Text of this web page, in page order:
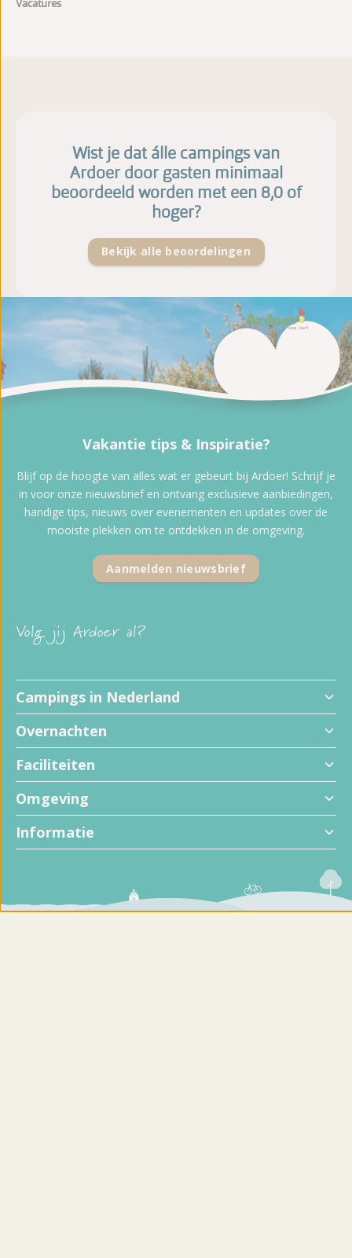
Vacatures
Wist je dat álle campings van
Ardoer door gasten minimaal
beoordeeld worden met een 8,0 of
hoger?
Bekijk alle beoordelingen
Volg jij Ardoer al?
Campings in Nederland
Overnachten
Faciliteiten
Omgeving
Informatie
Vakantie tips & Inspiratie?
Blijf op de hoogte van alles wat er gebeurt bij Ardoer! Schrijf je
in voor onze nieuwsbrief en ontvang exclusieve aanbiedingen,
handige tips, nieuws over evenementen en updates over de
mooiste plekken om te ontdekken in de omgeving.
Aanmelden nieuwsbrief